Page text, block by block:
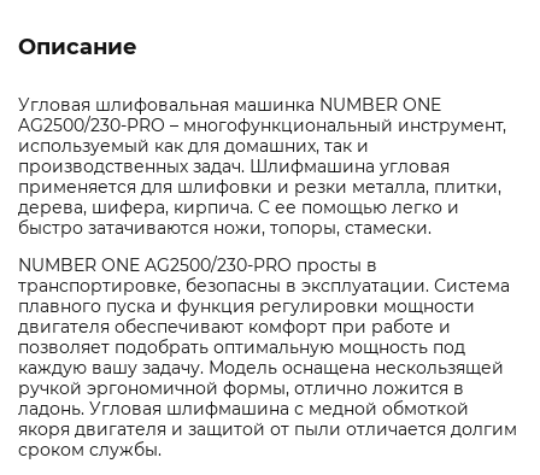
Описание
Угловая шлифовальная машинка NUMBER ONE
AG2500/230-PRO – многофункциональный инструмент,
используемый как для домашних, так и
производственных задач. Шлифмашина угловая
применяется для шлифовки и резки металла, плитки,
дерева, шифера, кирпича. С ее помощью легко и
быстро затачиваются ножи, топоры, стамески.
NUMBER ONE AG2500/230-PRO просты в
транспортировке, безопасны в эксплуатации. Система
плавного пуска и функция регулировки мощности
двигателя обеспечивают комфорт при работе и
позволяет подобрать оптимальную мощность под
каждую вашу задачу. Модель оснащена нескользящей
ручкой эргономичной формы, отлично ложится в
ладонь. Угловая шлифмашина с медной обмоткой
якоря двигателя и защитой от пыли отличается долгим
сроком службы.